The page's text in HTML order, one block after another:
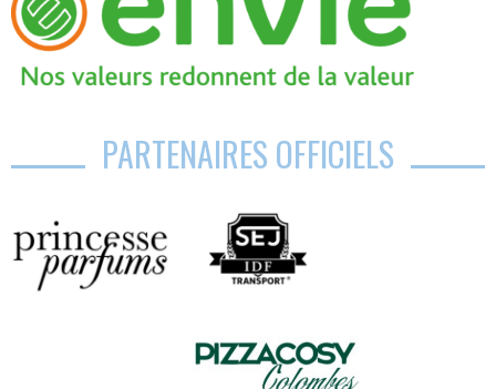
PARTENAIRES OFFICIELS